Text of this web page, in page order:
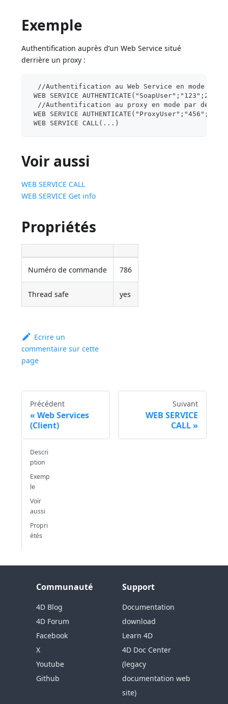
Exemple
Authentification auprès d’un Web Service situé
derrière un proxy :
//Authentification au Web Service en mode
WEB SERVICE AUTHENTICATE("SoapUser";"123";2)
//Authentification au proxy en mode par défaut
WEB SERVICE AUTHENTICATE("ProxyUser";"456";*)
WEB SERVICE CALL(...)
Voir aussi
WEB SERVICE CALL
WEB SERVICE Get info
Propriétés
Numéro de commande 786
Thread safe yes
Ecrire un
commentaire sur cette
page
Précédent
Web Services
(Client)
Suivant
WEB SERVICE
CALL
Descri
ption
Exemp
le
Voir
aussi
Propri
étés
Communauté
4D Blog
4D Forum
Facebook
X
Youtube
Github
Support
Documentation
download
Learn 4D
4D Doc Center
(legacy
documentation web
site)